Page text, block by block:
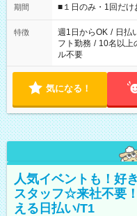
げるお仕事も！ ご希望のお時間に合わせてご紹介！ ※シフトは
ください！
期間 ■１日のみ・1回だけ
特徴 週1日からOK / 日払
フト勤務 / 10名以上
ル不要
気になる！
人気イベントも！好
スタッフ☆来社不要
える日払い/T1